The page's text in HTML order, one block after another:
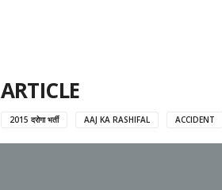
ARTICLE
2015 दरोगा भर्ती AAJ KA RASHIFAL ACCIDENT